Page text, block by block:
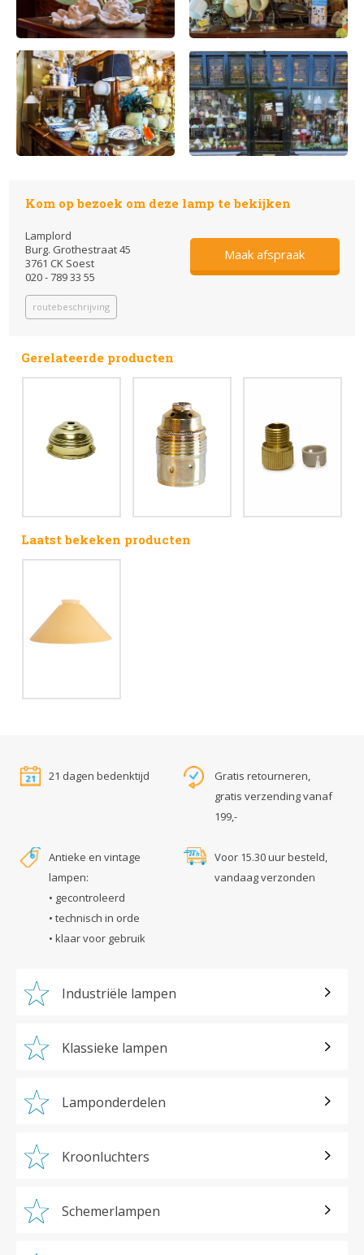
Kom op bezoek om deze lamp te bekijken
Lamplord
Burg. Grothestraat 45
3761 CK Soest
020 - 789 33 55
routebeschrijving
Maak afspraak
Gerelateerde producten
Laatst bekeken producten
21 dagen bedenktijd
Gratis retourneren,
gratis verzending vanaf
199,-
Antieke en vintage
lampen:
• gecontroleerd
• technisch in orde
• klaar voor gebruik
Voor 15.30 uur besteld,
vandaag verzonden
Industriële lampen
Klassieke lampen
Lamponderdelen
Kroonluchters
Schemerlampen